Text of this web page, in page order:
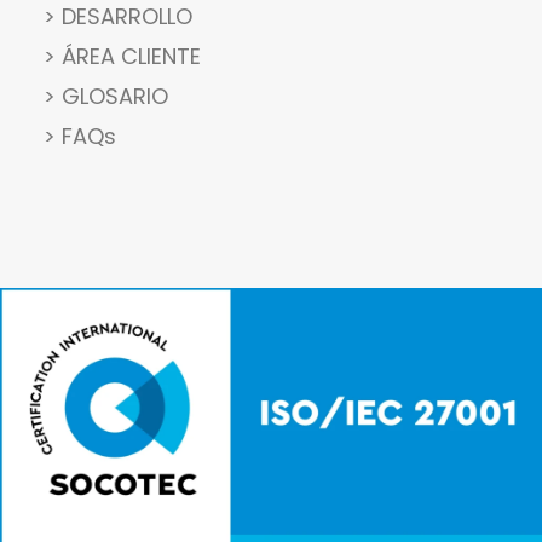
> DESARROLLO
> ÁREA CLIENTE
> GLOSARIO
> FAQs